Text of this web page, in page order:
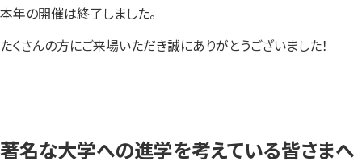
本年の開催は終了しました。
たくさんの方にご来場いただき誠にありがとうございました！
著名な大学への進学を考えている皆さまへ